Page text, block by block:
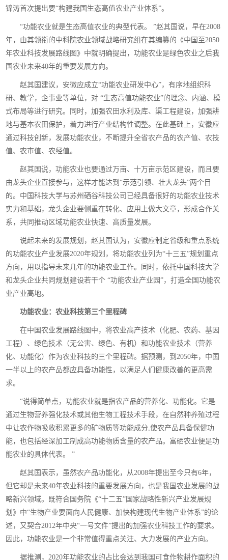
锦涛首次提出要“构建我国生态高值农业产业体系”。
“功能农业就是生态高值农业的典型代表。 ”赵其国说，早在2008
年，由其领衔的中科院农业领域战略研究组在其编纂的《中国至2050
年农业科技发展路线图》中就明确提出，功能农业是绿色农业之后我
国农业未来40年的重要发展方向。
赵其国建议，安徽应成立“功能农业研发中心”，有序地组织科
研、教学，企事业等单位，对 “生态高值功能农业”的理念、内涵、模
式布局等进行研究。同时，加强农田水利及库、渠工程建设，加强耕
地与基本农田保护，着力进行产业结构性调整。在此基础上，安徽应
通过科技创新，发展功能农业，不断提升全省农产品的农产值、农技
值、农市值、农经值。
赵其国说，功能农业也要通过万亩、十万亩示范区建设，而且要
由龙头企业直接参与，这样才能达到“示范引领、壮大龙头”两个目
的。中国科技大学与苏州硒谷科技公司已经具备很好的功能农业技术
实力和基础，龙头企业要侧重在转化、应用上做大文章，形成合作关
系，共同推动区域功能农业快速、高质量发展。
说起未来的发展规划，赵其国认为，安徽应制定省级和重点系统
的功能农业产业发展2020年规划，将功能农业列为“十三五”规划重点
方向，用以指导未来几年的功能农业工作。同时，依托中国科技大学
和龙头企业共同规划建设若干个 “功能农业产业园”，打造全国功能农
业产业高地。
功能农业：农业科技第三个里程碑
在中国农业发展路线图中，将农业高产技术（化肥、农药、基因
工程）、绿色技术（无公害、绿色、有机）和功能农业技术（营养
化、功能化）作为农业科技的三个里程碑。据预测，到2050年，中国
一半以上的农产品都应具备功能性，以满足人们健康改善的更高需
求。
“说得简单点，功能农业就是指农产品的营养化、功能化。它是
通过生物营养强化技术或其他生物工程技术手段，在自然种养殖过程
中让农作物吸收积累更多的矿物质等功能成分,使农产品具备保健功
能，也包括经深加工制成高功能物质含量的农产品。富硒农业便是功
能农业的具体代表。 ”
赵其国表示，虽然农产品功能化，从2008年提出至今只有6年，
但它却是未来40年农业科技的重要发展方向，也是我国农业发展的战
略新兴领域。既符合国务院《“十二五”国家战略性新兴产业发展规
划》中“生物产业要面向人民健康、加快构建现代生物产业体系”的论
述，又契合2012年中央“一号文件”提出的加强农业科技工作的要求。
因此，功能农业是一个非常值得重点关注、大力发展的产业方向。
据推测，2020年功能农业的占比会达到我国可食作物耕作面积的